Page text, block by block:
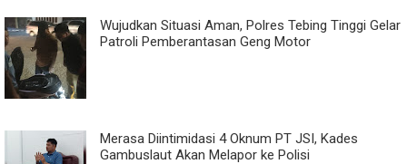
Wujudkan Situasi Aman, Polres Tebing Tinggi Gelar
Patroli Pemberantasan Geng Motor
Merasa Diintimidasi 4 Oknum PT JSI, Kades
Gambuslaut Akan Melapor ke Polisi